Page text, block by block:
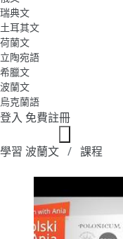
瑞典文
土耳其文
荷蘭文
立陶宛語
希臘文
波蘭文
烏克蘭語
登入 免費註冊
學習 波蘭文 課程